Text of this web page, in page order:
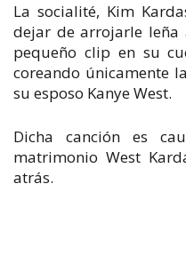
La socialité, Kim
dejar de arrojarle
pequeño clip en su
coreando únicamente
su esposo Kanye West.
Dicha canción es
matrimonio West
atrás.